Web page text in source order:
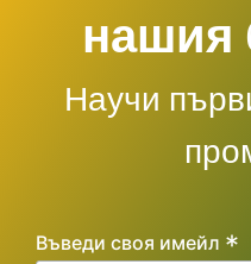
нашия
Научи
Въведи своя имейл *